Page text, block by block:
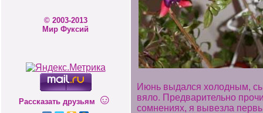
© 2003-2013
Мир Фуксий
Рассказать друзьям ☺
Июнь выдался холодным,
вяло. Предварительно
сомнениях, я вывезла